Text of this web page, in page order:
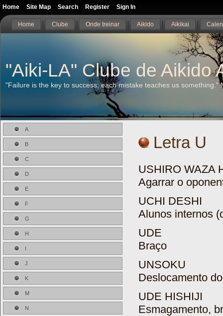
Home Clube Onde treinar Aikido Aikikai
"Aiki-LA" Clube de Aikido
"Failure is the key to success; each mistake teaches us something."
A
B
C
D
E
F
G
H
I
J
K
M
N
Letra U
USHIRO WAZA
Agarrar o
UCHI DESHI
Alunos internos
UDE
Braço
UNSOKU
Deslocamento
UDE HISHIJI
Esmagamento,
Home Site Map Search Register Sign In